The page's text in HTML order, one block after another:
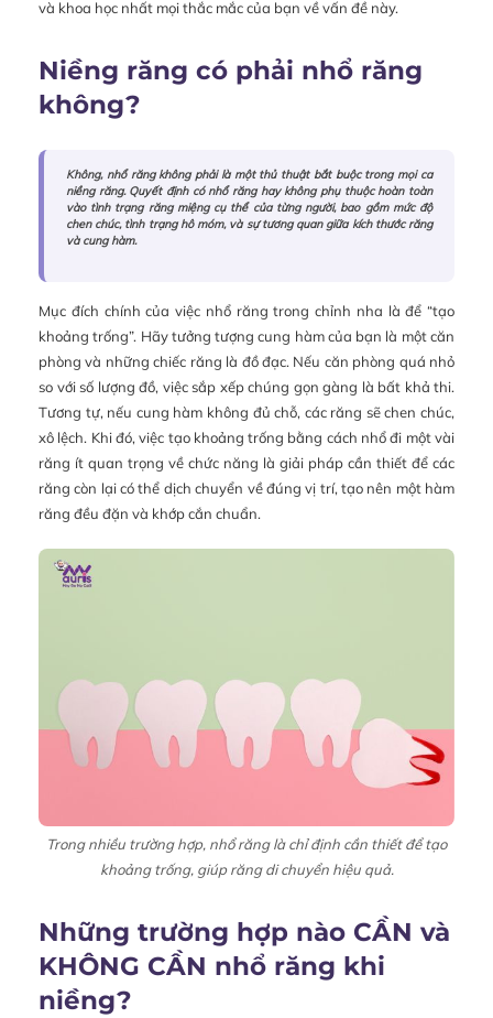
và khoa học nhất mọi thắc mắc của bạn về vấn đề này.
Niềng răng có phải nhổ răng
không?
Không, nhổ răng không phải là một thủ thuật bắt buộc trong mọi ca
niềng răng. Quyết định có nhổ răng hay không phụ thuộc hoàn toàn
vào tình trạng răng miệng cụ thể của từng người, bao gồm mức độ
chen chúc, tình trạng hô móm, và sự tương quan giữa kích thước răng
và cung hàm.
Mục đích chính của việc nhổ răng trong chỉnh nha là để “tạo
khoảng trống”. Hãy tưởng tượng cung hàm của bạn là một căn
phòng và những chiếc răng là đồ đạc. Nếu căn phòng quá nhỏ
so với số lượng đồ, việc sắp xếp chúng gọn gàng là bất khả thi.
Tương tự, nếu cung hàm không đủ chỗ, các răng sẽ chen chúc,
xô lệch. Khi đó, việc tạo khoảng trống bằng cách nhổ đi một vài
răng ít quan trọng về chức năng là giải pháp cần thiết để các
răng còn lại có thể dịch chuyển về đúng vị trí, tạo nên một hàm
răng đều đặn và khớp cắn chuẩn.
Trong nhiều trường hợp, nhổ răng là chỉ định cần thiết để tạo
khoảng trống, giúp răng di chuyển hiệu quả.
Những trường hợp nào CẦN và
KHÔNG CẦN nhổ răng khi
niềng?